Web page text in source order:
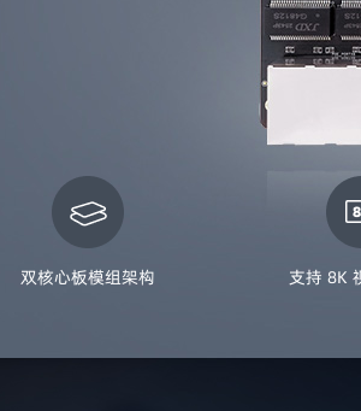
双核心板模组架构 支持 8K